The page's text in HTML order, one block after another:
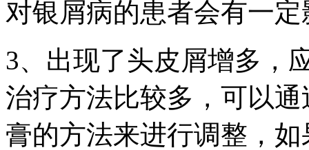
对银屑病的患者会有一定
3、出现了头皮屑增多，
治疗方法比较多，可以
膏的方法来进行调整，